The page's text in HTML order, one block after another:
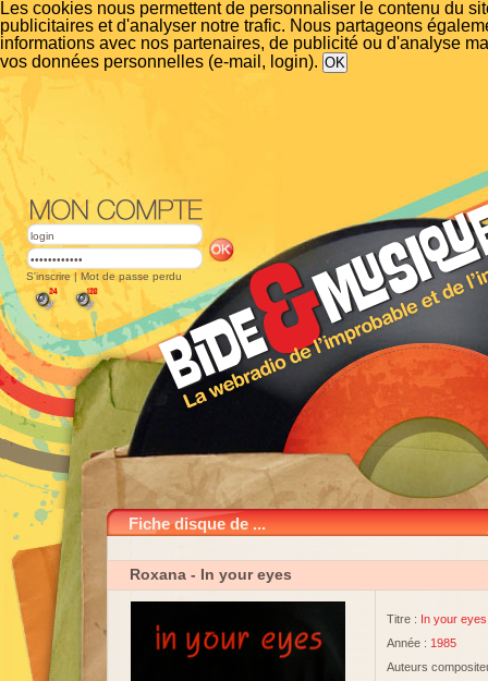
Les cookies nous permettent de personnaliser le contenu du
publicitaires et d'analyser notre trafic. Nous partageons
informations avec nos partenaires, de publicité ou d'analyse
vos données personnelles (e-mail, login).
S'inscrire | Mot de passe perdu
Fiche disque de ...
Roxana - In your eyes
Titre : In your eyes
Année : 1985
Auteurs